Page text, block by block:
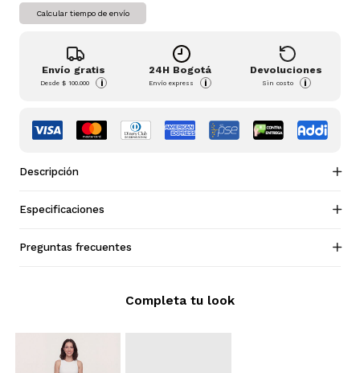
Calcular tiempo de envío
Envío gratis
Desde$ 100.000 i
24H Bogotá
Envío express i
Devoluciones
Sin costo i
Descripción
Especificaciones
Preguntas frecuentes
Completa tu look